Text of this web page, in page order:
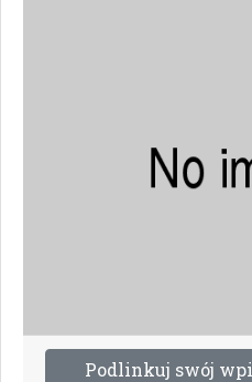
Podlinkuj swój wpi